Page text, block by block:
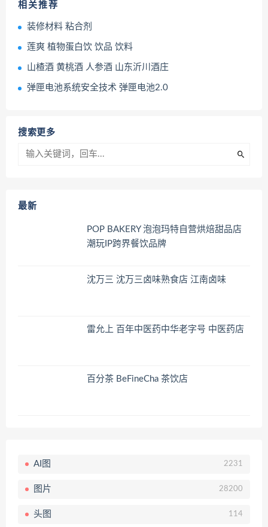
相关推荐
装修材料 粘合剂
莲爽 植物蛋白饮 饮品 饮料
山楂酒 黄桃酒 人参酒 山东沂川酒庄
弹匣电池系统安全技术 弹匣电池2.0
搜索更多
最新
POP BAKERY 泡泡玛特自营烘焙甜品店
潮玩IP跨界餐饮品牌
沈万三 沈万三卤味熟食店 江南卤味
雷允上 百年中医药中华老字号 中医药店
百分茶 BeFineCha 茶饮店
AI图 2231
图片 28200
头图 114